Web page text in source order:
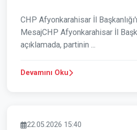
CHP Afyonkarahisar İl
MesajCHP Afyonkarahisar İl
açıklamada, partinin ...
Devamını Oku
BELEDIYE
22.05.2026 15:40